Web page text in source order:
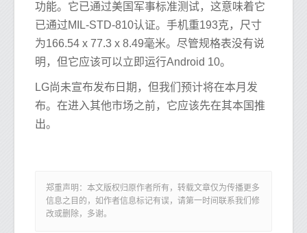
功能。它已通过美国军事标准测试，这意味着它
已通过MIL-STD-810认证。手机重193克，尺寸
为166.54 x 77.3 x 8.49毫米。尽管规格表没有说
明，但它应该可以立即运行Android 10。
LG尚未宣布发布日期，但我们预计将在本月发
布。在进入其他市场之前，它应该先在其本国推
出。
郑重声明：本文版权归原作者所有，转载文章仅为传播更多
信息之目的，如作者信息标记有误，请第一时间联系我们修
改或删除，多谢。